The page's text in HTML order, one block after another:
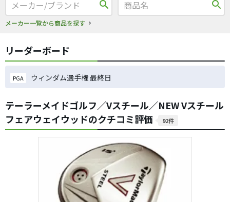
search
メーカー一覧から商品を探す
search
リーダーボード
PGA ウィンダム選手権 最終日
テーラーメイドゴルフ／Vスチール／NEW Vスチール
フェアウェイウッドのクチコミ評価
92件